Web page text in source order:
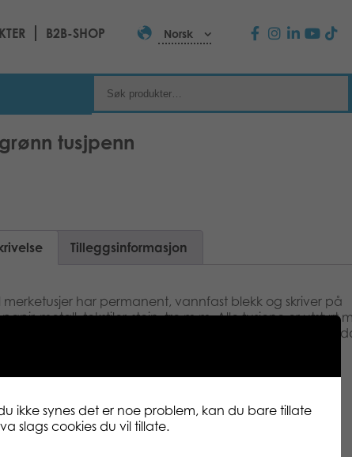
B2B-SHOP Norsk
tusjpenn
Tilleggsinformasjon
merketusjer har permanent, vannfast blekk og skriver på
metall, tekstiler, stein, tre m.m. Alle tusjene er utstyrt
sikkerhetshette, som gjør at pennen ikke triller.
ikke synes det er noe problem, kan du bare tillate
slags cookies du vil tillate.